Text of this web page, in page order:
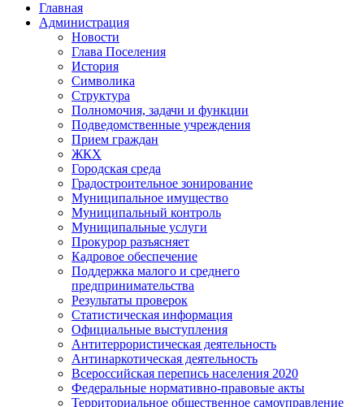
Главная
Администрация
Новости
Глава Поселения
История
Символика
Структура
Полномочия, задачи и функции
Подведомственные учреждения
Прием граждан
ЖКХ
Городская среда
Градостроительное зонирование
Муниципальное имущество
Муниципальный контроль
Муниципальные услуги
Прокурор разъясняет
Кадровое обеспечение
Поддержка малого и среднего
предпринимательства
Результаты проверок
Статистическая информация
Официальные выступления
Антитеррористическая деятельность
Антинаркотическая деятельность
Всероссийская перепись населения 2020
Федеральные нормативно-правовые акты
Территориальное общественное самоуправление